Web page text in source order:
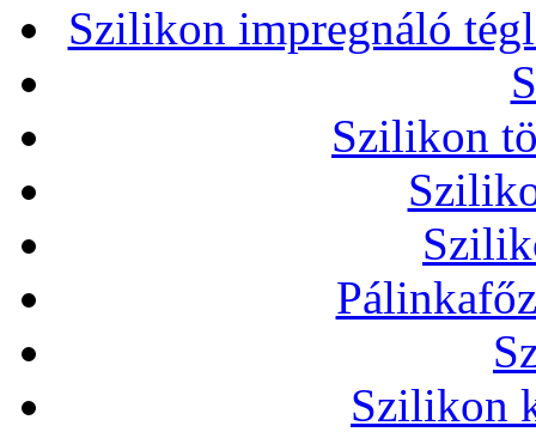
Szilikon impregnáló
Szilikon
Szilikon